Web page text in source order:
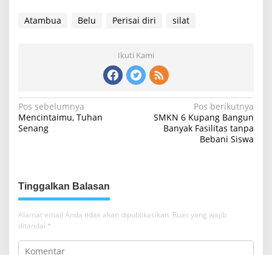
Atambua Belu Perisai diri silat
Ikuti Kami
N
a
g
a
s
i
p
Pos sebelumnya
Mencintaimu, Tuhan
Senang
Pos berikutnya
SMKN 6 Kupang Bangun
Banyak Fasilitas tanpa
Bebani Siswa
Tinggalkan Balasan
Alamat email Anda tidak akan dipublikasikan. Ruas yang wajib
ditandai *